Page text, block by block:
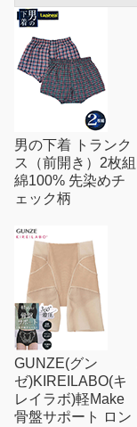
男の下着 トランク
ス（前開き）2枚組
綿100% 先染めチ
ェック柄
GUNZE(グン
ゼ)KIREILABO(キ
レイラボ)軽Make
骨盤サポート ロン